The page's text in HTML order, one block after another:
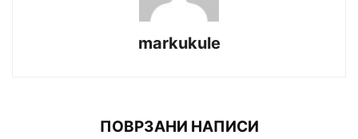
markukule
ПОВРЗАНИ НАПИСИ